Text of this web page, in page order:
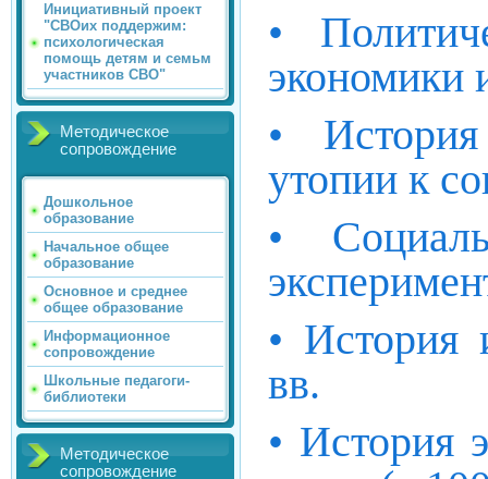
Инициативный проект
"СВОих поддержим:
психологическая
помощь детям и семьм
участников СВО"
Методическое
сопровождение
Дошкольное
образование
Начальное общее
образование
Основное и среднее
общее образование
Информационное
сопровождение
Школьные педагоги-
библиотеки
Методическое
сопровождение
•
экономики
•
утопии к
•
•
вв.
• История